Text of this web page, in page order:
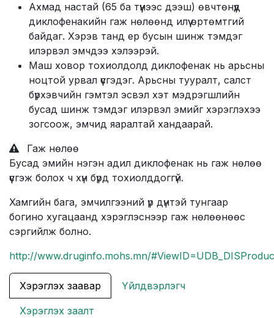
Ахмад настай (65 ба түүнээс дээш) өвчтөнүүд
диклофенакийн гаж нөлөөнд илүү өртөмтгий
байдаг. Хэрэв танд ер бусын шинж тэмдэг
илэрвэл эмчдээ хэлээрэй.
Маш ховор тохиолдолд диклофенак нь арьсны
ноцтой урвал үүсгэдэг. Арьсны тууралт, салст
бүрхэвчийн гэмтэл эсвэл хэт мэдрэгшлийн
бусад шинж тэмдэг илэрвэл эмийг хэрэглэхээ
зогсоож, эмчид яаралтай хандаарай.
Гаж нөлөө
Бусад эмийн нэгэн адил диклофенак нь гаж нөлөө
үүсгэж болох ч хүн бүрд тохиолддоггүй.
Хамгийн бага, эмчилгээний үр дүнтэй тунгаар
богино хугацаанд хэрэглэснээр гаж нөлөөнөөс
сэргийлж болно.
http://www.druginfo.mohs.mn/
Хэрэглэх заавар Үйлдвэрлэгч
Хэрэглэх заалт